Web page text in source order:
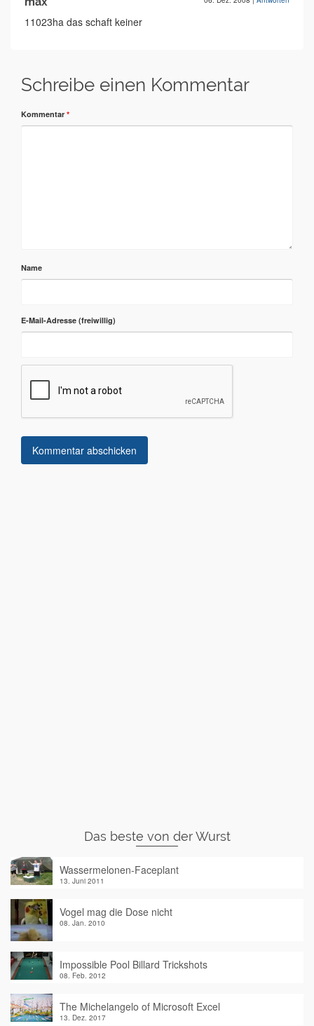
11023ha das schaft keiner
Schreibe einen Kommentar
Kommentar *
Name
E-Mail-Adresse
Das beste von der Wurst
Wassermelonen-Faceplant
13. Juni 2011
Vogel mag die Dose nicht
08. Jan. 2010
Impossible Pool Billard Trickshots
08. Feb. 2012
The Michelangelo of Microsoft Excel
13. Dez. 2017